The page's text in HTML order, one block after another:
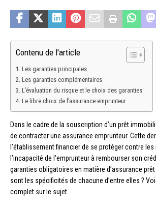
Contenu de l'article
Les garanties principales
Les garanties complémentaires
L’évaluation du risque et le choix des garanties
Le libre choix de l’assurance emprunteur
Dans le cadre de la souscription d’un prêt
de contracter une assurance emprunteur. Cette
l’établissement financier de se protéger contre les
l’incapacité de l’emprunteur à rembourser son
garanties obligatoires en matière d’assurance
sont les spécificités de chacune d’entre elles ?
complet sur le sujet.